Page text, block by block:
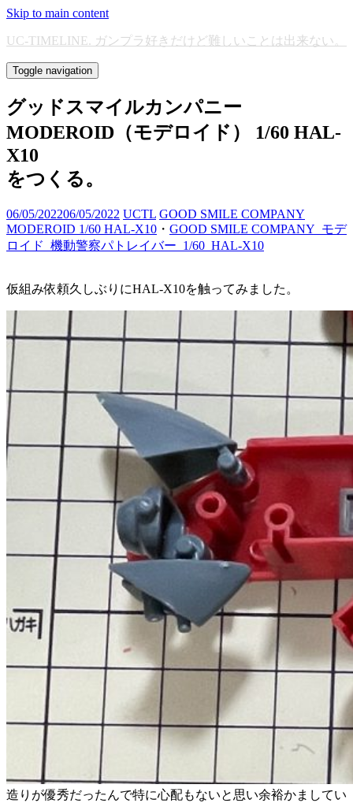
Skip to main content
UC-TIMELINE. ガンプラ好きだけど難しいことは出来ない。
Toggle navigation
グッドスマイルカンパニー
MODEROID（モデロイド） 1/60 HAL-
X10
をつくる。
06/05/202206/05/2022 UCTL GOOD SMILE COMPANY
MODEROID 1/60 HAL-X10 ・ GOOD SMILE COMPANY_モデ
ロイド_機動警察パトレイバー_1/60_HAL-X10
仮組み依頼久しぶりにHAL-X10を触ってみました。
造りが優秀だったんで特に心配もないと思い余裕かましてい